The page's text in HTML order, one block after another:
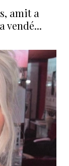
amit a
vendé...